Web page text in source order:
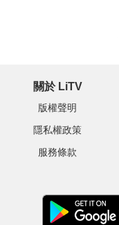
關於 LiTV
版權聲明
隱私權政策
服務條款